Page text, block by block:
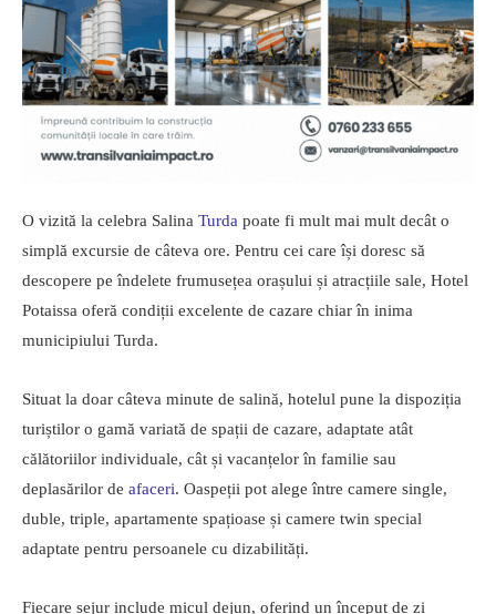
O vizită la celebra Salina Turda poate fi mult mai mult decât o
simplă excursie de câteva ore. Pentru cei care își doresc să
descopere pe îndelete frumusețea orașului și atracțiile sale, Hotel
Potaissa oferă condiții excelente de cazare chiar în inima
municipiului Turda.
Situat la doar câteva minute de salină, hotelul pune la dispoziția
turiștilor o gamă variată de spații de cazare, adaptate atât
călătoriilor individuale, cât și vacanțelor în familie sau
deplasărilor de afaceri. Oaspeții pot alege între camere single,
duble, triple, apartamente spațioase și camere twin special
adaptate pentru persoanele cu dizabilități.
Fiecare sejur include micul dejun, oferind un început de zi